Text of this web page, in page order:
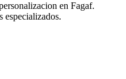
en Fagaf.
especializados.